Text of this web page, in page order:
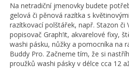
Na netradiční jmenovky budete
gelová či pěnová razítka s
razítkovací polštářek, např. Stazon či
popisovač Graph’it, akvarelové fixy,
washi pásku, nůžky a pomocníka na
Buddy Pro. Začneme tím, že si
proužků washi pásky v délce cca 12